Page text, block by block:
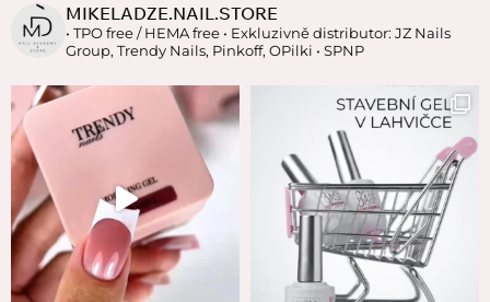
MIKELADZE.NAIL.STORE
• TPO free / HEMA free • Exkluzivně distributor: JZ Nails
Group, Trendy Nails, Pinkoff, OPilki • SPNP